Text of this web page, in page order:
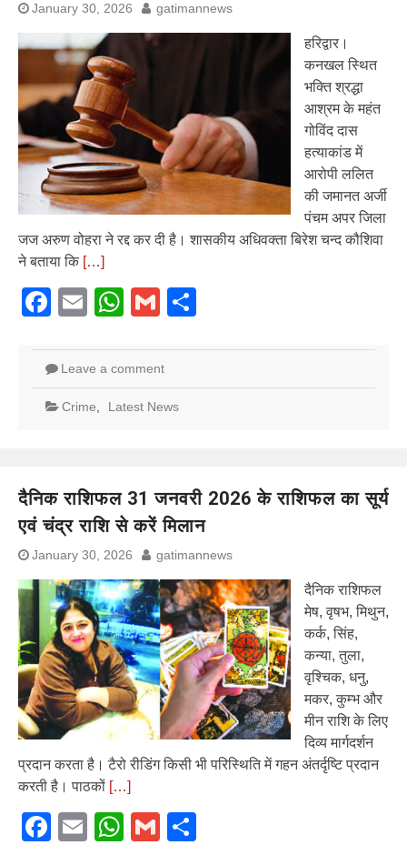
January 30, 2026 gatimannews
हरिद्वार।
कनखल स्थित
भक्ति श्रद्धा
आश्रम के महंत
गोविंद दास
हत्याकांड में
आरोपी ललित
की जमानत अर्जी
पंचम अपर जिला
जज अरुण वोहरा ने रद्द कर दी है। शासकीय अधिवक्ता बिरेश चन्द कौशिवा
ने बताया कि […]
Facebook
EmailWhatsApp
Gmail
Leave a comment
Crime Latest News
दैनिक राशिफल 31 जनवरी 2026 के राशिफल का सूर्य
एवं चंद्र राशि से करें मिलान
January 30, 2026 gatimannews
दैनिक राशिफल
मेष, वृषभ, मिथुन,
कर्क, सिंह,
कन्या, तुला,
वृश्चिक, धनु,
मकर, कुम्भ और
मीन राशि के लिए
दिव्य मार्गदर्शन
प्रदान करता है। टैरो रीडिंग किसी भी परिस्थिति में गहन अंतर्दृष्टि प्रदान
करती है। पाठकों […]
Facebook
EmailWhatsApp
Gmail